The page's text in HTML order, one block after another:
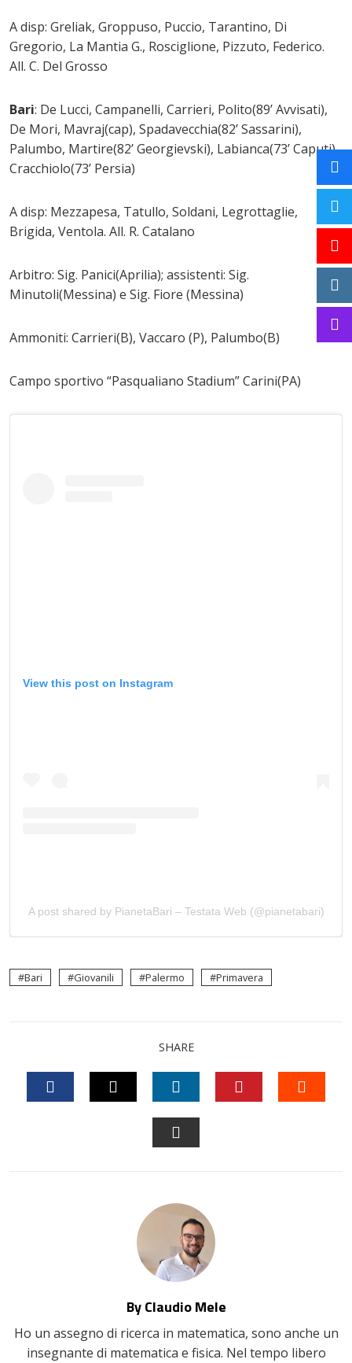
A disp: Greliak, Groppuso, Puccio, Tarantino, Di
Gregorio, La Mantia G., Rosciglione, Pizzuto, Federico.
All. C. Del Grosso
Bari: De Lucci, Campanelli, Carrieri, Polito(89’ Avvisati),
De Mori, Mavraj(cap), Spadavecchia(82’ Sassarini),
Palumbo, Martire(82’ Georgievski), Labianca(73’ Caputi),
Cracchiolo(73’ Persia)
A disp: Mezzapesa, Tatullo, Soldani, Legrottaglie,
Brigida, Ventola. All. R. Catalano
Arbitro: Sig. Panici(Aprilia); assistenti: Sig.
Minutoli(Messina) e Sig. Fiore (Messina)
Ammoniti: Carrieri(B), Vaccaro (P), Palumbo(B)
Campo sportivo “Pasqualiano Stadium” Carini(PA)
View this post on Instagram
A post shared by PianetaBari – Testata Web (@pianetabari)
Bari Giovanili Palermo Primavera
SHARE
TWITTERLINKEDIN
By Claudio Mele
Ho un assegno di ricerca in matematica, sono anche un
insegnante di matematica e fisica. Nel tempo libero